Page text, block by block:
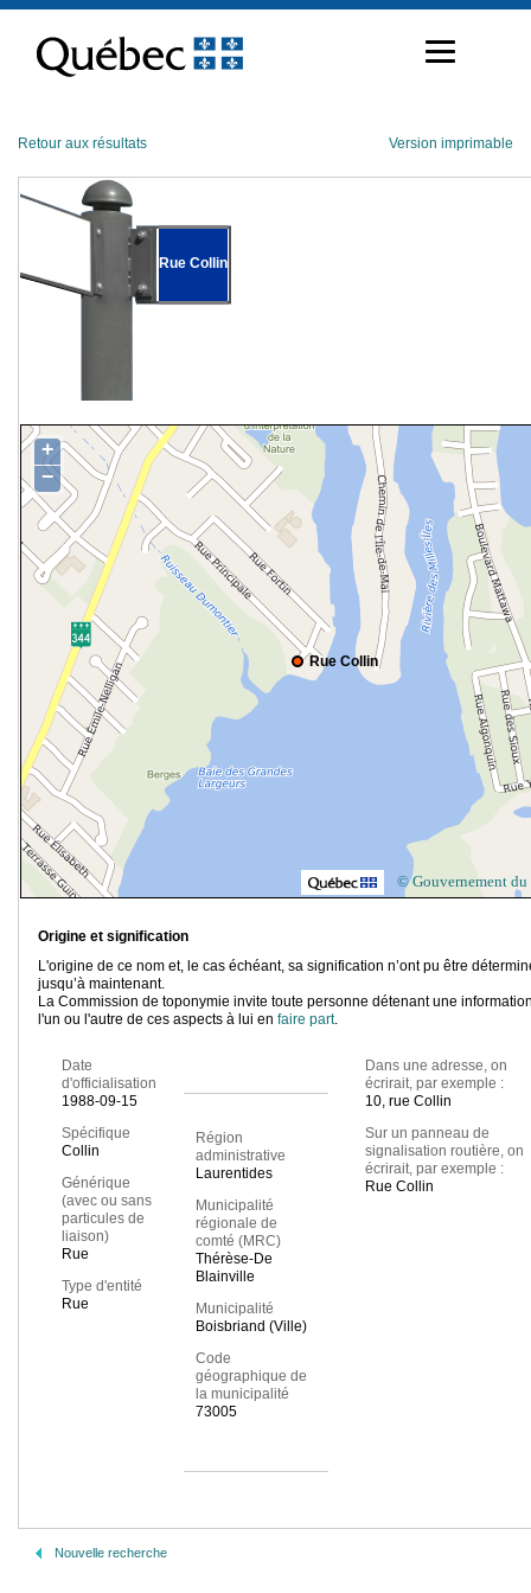
contenu
Retour aux résultats Version imprimable
Rue Collin
Rue Collin
+
−
© Gouvernement du
Origine et signification
L'origine de ce nom et, le cas échéant, sa signification n’ont pu être
jusqu’à maintenant.
La Commission de toponymie invite toute personne détenant une
l'un ou l'autre de ces aspects à lui en faire part.
Date
d'officialisation
1988-09-15
Spécifique
Collin
Générique
(avec ou sans
particules de
liaison)
Rue
Type d'entité
Rue
Région
administrative
Laurentides
Municipalité
régionale de
comté (MRC)
Thérèse-De
Blainville
Municipalité
Boisbriand (Ville)
Code
géographique de
la municipalité
73005
Dans une adresse, on
écrirait, par exemple :
10, rue Collin
Sur un panneau de
signalisation routière, on
écrirait, par exemple :
Rue Collin
Nouvelle recherche